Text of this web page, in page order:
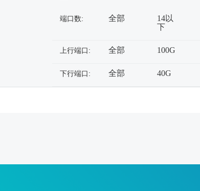
端口数: 全部
14以
下
上行端口: 全部 100G
下行端口: 全部 40G